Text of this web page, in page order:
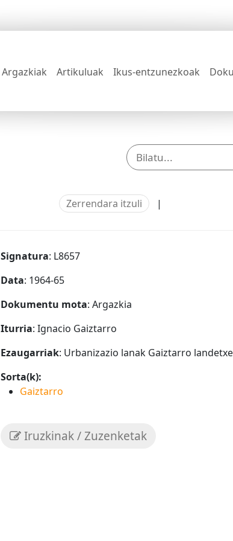
Argazkiak Artikuluak Ikus-entzunezkoak
Zerrendara itzuli |
Signatura: L8657
Data: 1964-65
Dokumentu mota: Argazkia
Iturria: Ignacio Gaiztarro
Ezaugarriak: Urbanizazio lanak Gaiztarro
Sorta(k):
Gaiztarro
Iruzkinak / Zuzenketak